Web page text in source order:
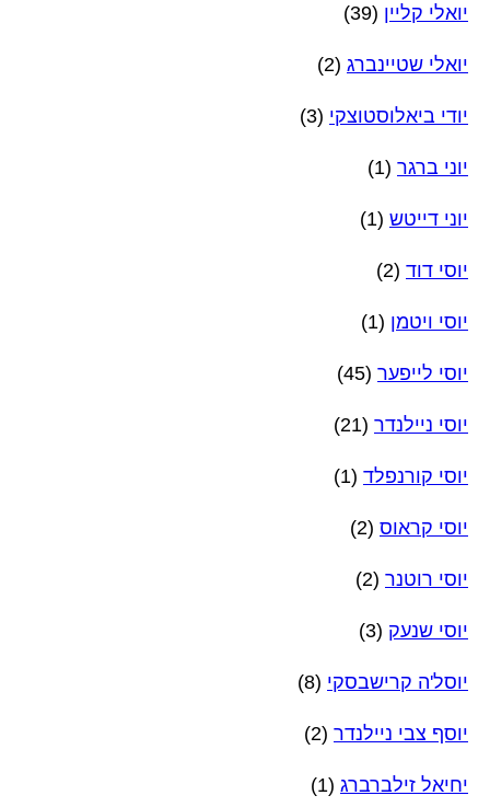
יואלי קליין (39)
יואלי שטיינברג (2)
יודי ביאלוסטוצקי (3)
יוני ברגר (1)
יוני דייטש (1)
יוסי דוד (2)
יוסי ויטמן (1)
יוסי לייפער (45)
יוסי ניילנדר (21)
יוסי קורנפלד (1)
יוסי קראוס (2)
יוסי רוטנר (2)
יוסי שנעק (3)
יוסל'ה קרישבסקי (8)
יוסף צבי ניילנדר (2)
יחיאל זילברברג (1)